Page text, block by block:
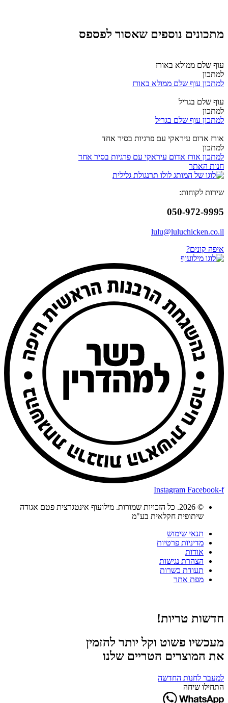
מתכונים נוספים שאסור לפספס
עוף שלם ממולא באורז
למתכון
למתכון עוף שלם ממולא באורז
עוף שלם בגריל
למתכון
למתכון עוף שלם בגריל
אורז אדום עיראקי עם פרגיות בסיר אחד
למתכון
למתכון אורז אדום עיראקי עם פרגיות בסיר אחד
חנות האתר
שירות לקוחות:
050-972-9995
lulu@luluchicken.co.il
איפה קונים?
Instagram Facebook-f
© 2026. כל הזכויות שמורות. מילועוף אינטגרצית פטם אגודה
שיתופית חקלאית בע"מ
תנאי שימוש
מדיניות פרטיות
אודות
הצהרת נגישות
תעודת כשרות
מפת אתר
חדשות טריות!
מעכשיו פשוט וקל יותר להזמין
את המוצרים הטריים שלנו
למעבר לחנות החדשה
התחילו שיחה